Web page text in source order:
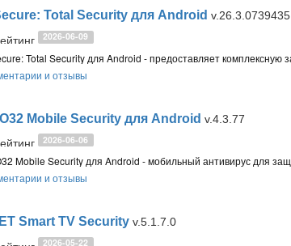
Total Security для Android v.26.3.0739435
2026-06-09
и отзывы
Mobile Security для Android v.4.3.77
2026-06-06
и отзывы
Smart TV Security v.5.1.7.0
2026-05-22